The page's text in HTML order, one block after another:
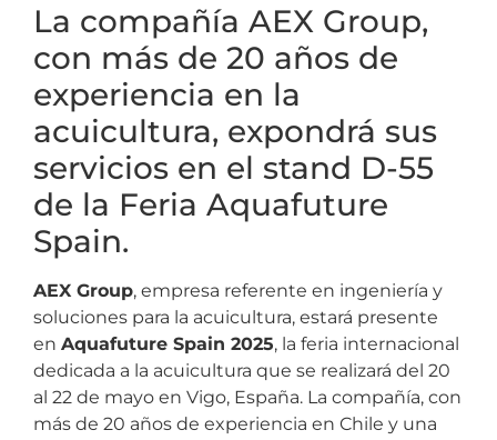
La compañía AEX Group,
con más de 20 años de
experiencia en la
acuicultura, expondrá sus
servicios en el stand D-55
de la Feria Aquafuture
Spain.
AEX Group, empresa referente en ingeniería y
soluciones para la acuicultura, estará presente
en Aquafuture Spain 2025, la feria internacional
dedicada a la acuicultura que se realizará del 20
al 22 de mayo en Vigo, España. La compañía, con
más de 20 años de experiencia en Chile y una